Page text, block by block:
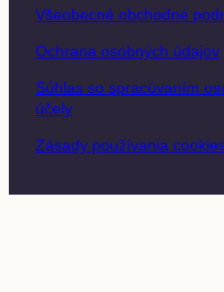
Všeobecné obchodné
Ochrana osobných údajov
Súhlas so spracúvaním
účely
Zásady používania